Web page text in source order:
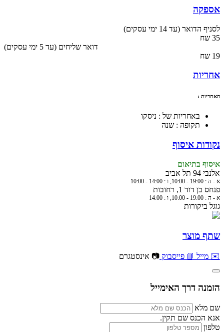
אספקה
לסניף הדואר (עד 14 ימי עסקים)
35 שח
(עד 5 ימי עסקים) דואר שליחים
19 שח
אחריות
האחריות :
באחריות של : ניסקו
תקופה : שנה
נקודות איסוף
איסוף בתיאום
אלנבי 94 תל אביב
א - ה : 19:00 - 10:00, ו : 14:00 - 10:00
פנחס בן דוד 1, רחובות
א - ה : 19:00 - 10:00, ו : 14:00
גוגל ביקורות
שתף מוצר
✉️ מייל 📘 פייסבוק 📷 אינסטגרם
הזמנה דרך האימייל
שם מלא
אנא הכנס שם תקין.
טלפון